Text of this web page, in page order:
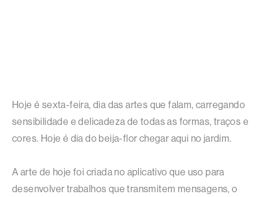
Hoje é sexta-feira, dia das artes que falam, carregando
sensibilidade e delicadeza de todas as formas, traços e
cores. Hoje é dia do beija-flor chegar aqui no jardim.
A arte de hoje foi criada no aplicativo que uso para
desenvolver trabalhos que transmitem mensagens, o